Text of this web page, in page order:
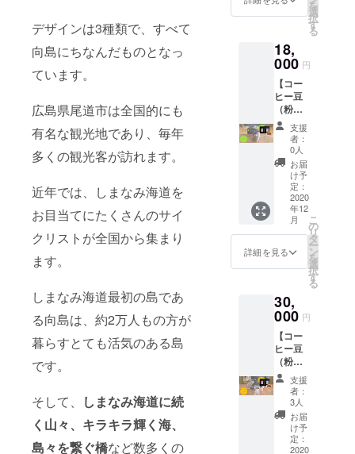
デザインは3種類で、すべて
向島にちなんだものとなっ
ています。
広島県尾道市は全国的にも
有名な観光地であり、毎年
多くの観光客が訪れます。
近年では、しまなみ海道を
お目当てにたくさんのサイ
クリストが全国から集まり
ます。
しまなみ海道最初の島であ
る向島は、約2万人もの方が
暮らすとても活気のある島
です。
そして、
しまなみ海道に続
く山々、キラキラ輝く海、
島々を繋ぐ橋など数多くの
ベース
割って
頂くた
めの濃
縮型
コー
ヒーで
す。 ②
～④
は、カ
フェイ
ンレス
コー
ヒーの
加糖の
カフェ
ベース
です。
頂くた
めの濃
縮型
コー
ヒーで
す。 ⑤
は、カ
フェイ
ンが
入った
コー
ヒーの
ヒー6種
と苦み
に寄っ
てる
コー
ヒー6種
などな
ど ※ご
支援金
額に
は、配
送料金
及び梱
包資材
費用等
が含ま
ます。
※コー
は、一
度でお
届けと
なりま
す。 ※
配送方
法はお
選び頂
けませ
ん
けれ
ば、種
類は当
店おま
かせで
お届け
しま
す。 下
記必ず
ご確認
くださ
いま
せ。
（１）
発送は
毎月10
日～15
（２）
定期便
期間
は、
2020年
12月～
2021年
5月で
す。
（３）
お届け
先のご
200g オ
プショ
挽き方
をご選
択くだ
さい。
②カ
フェオ
レベー
ス無
糖
600ml
（瓶）
1本
③カ
フェオ
レベー
ス加
糖
④広電
カフェ
オレ
ベー
ス 加
糖
「GRE
MOVER
LEX
1004
形」
を
選
択
す
る
18,
000 円
【コー
ヒー豆
（粉）
おまか
せ定期
便コー
ス2⃣
200g×2
種×6カ
月】 ●
リター
ン品 ①
コー
ヒー豆
（粉）
200g×2
カ月 オ
プショ
ンで、
挽き方
をご選
択くだ
さい。
コー
ヒー2種
類につ
いて、
ご希望
支援
者：
0人
お届
け予
定：
2020
年12
月
詳細を見る
こ
の
リ
タ
ー
ン
を
選
択
す
る
30,
000 円
【コー
ヒー豆
（粉）
おまか
せ定期
便コー
ス3⃣
200g×2
種×1
年】 ●
支援
者：
3人
お届
け予
定：
2020